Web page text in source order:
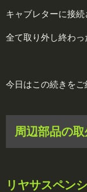
キャブレターに接
全て取り外し終わっ
今日はこの続きをご
周辺部品の
リヤサスペン